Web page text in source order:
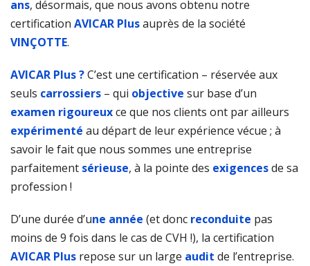
ans, désormais, que nous avons obtenu notre
certification AVICAR Plusauprès de la société
VINÇOTTE.
AVICAR Plus ?C’est une certification – réservée aux
seuls carrossiers – qui objective sur base d’un
examen rigoureuxce que nos clients ont par ailleurs
expérimenté au départ de leur expérience vécue ; à
savoir le fait que nous sommes une entreprise
parfaitement sérieuse, à la pointe des exigencesde sa
profession !
D’une durée d’une année (et donc reconduite pas
moins de 9 fois dans le cas de CVH !), la certification
AVICAR Plus repose sur un large audit de l’entreprise.